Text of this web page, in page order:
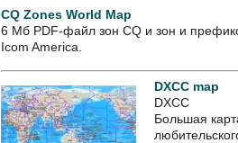
CQ Zones World Map
6 Мб PDF-файл зон CQ и зон и
Icom America.
DXCC map
DXCC
Большая